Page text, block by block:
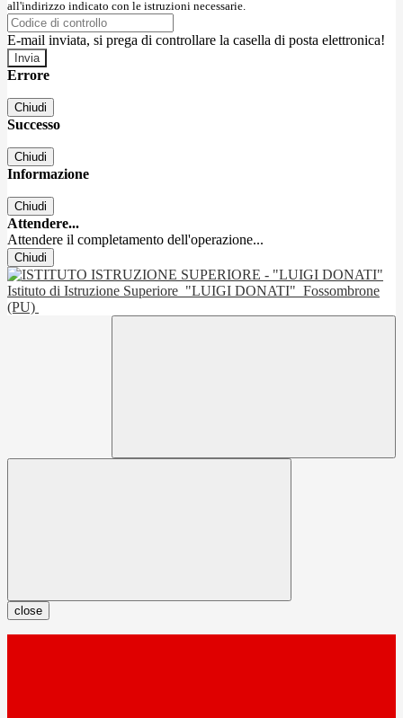
all'indirizzo indicato con le istruzioni necessarie.
E-mail inviata, si prega di controllare la casella di posta elettronica!
Errore
Chiudi
Successo
Chiudi
Informazione
Chiudi
Attendere...
Attendere il completamento dell'operazione...
Chiudi
Istituto di Istruzione Superiore "LUIGI DONATI" Fossombrone
(PU)
close